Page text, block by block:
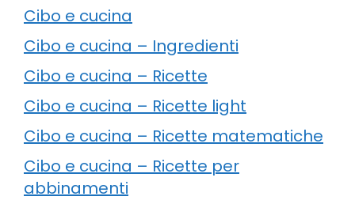
Cibo e cucina
Cibo e cucina – Ingredienti
Cibo e cucina – Ricette
Cibo e cucina – Ricette light
Cibo e cucina – Ricette matematiche
Cibo e cucina – Ricette per
abbinamenti